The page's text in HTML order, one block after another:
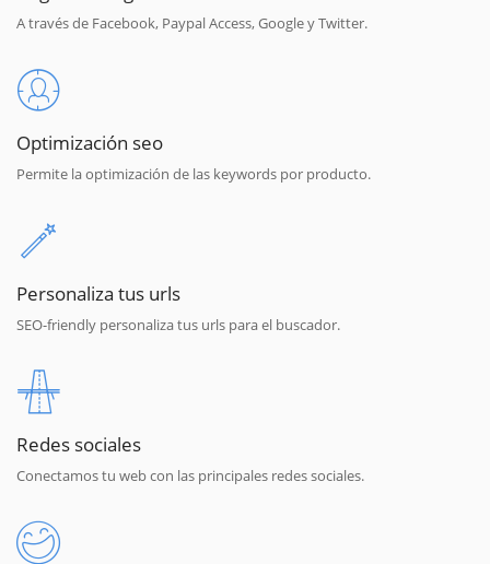
A través de Facebook, Paypal Access, Google y Twitter.
Optimización seo
Permite la optimización de las keywords por producto.
Personaliza tus urls
SEO-friendly personaliza tus urls para el buscador.
Redes sociales
Conectamos tu web con las principales redes sociales.